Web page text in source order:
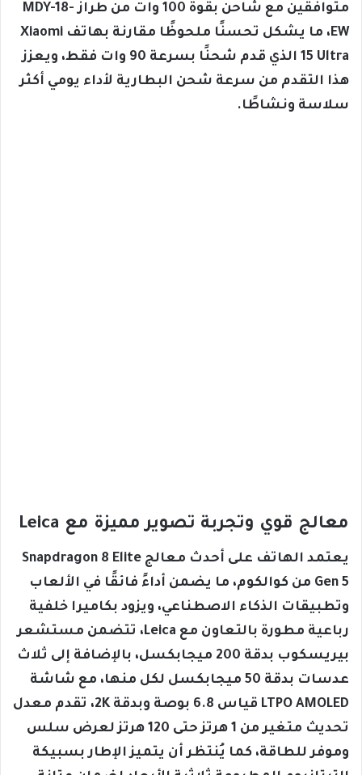
متوافقين مع شاحن بقوة 100 وات من طراز MDY-18-
EW، ما يشكل تحسنًا ملحوظًا مقارنة بهاتف Xiaomi
15 Ultra الذي قدم شحنًا بسرعة 90 وات فقط، ويعزز
هذا التقدم من سرعة شحن البطارية لأداء يومي أكثر
سلاسة ونشاطًا.
معالج قوي وتجربة تصوير مميزة مع Leica
يعتمد الهاتف على أحدث معالج Snapdragon 8 Elite
Gen 5 من كوالكوم، ما يضمن أداءً فائقًا في الألعاب
وتطبيقات الذكاء الاصطناعي، ويزود بكاميرا خلفية
رباعية مطورة بالتعاون مع Leica، تتضمن مستشعر
بيريسكوب بدقة 200 ميجابكسل، بالإضافة إلى ثلاث
عدسات بدقة 50 ميجابكسل لكل منها، مع شاشة
LTPO AMOLED قياس 6.8 بوصة وبدقة 2K، تقدم معدل
تحديث متغير من 1 هرتز حتى 120 هرتز لعرض سلس
وموفر للطاقة، كما يُنتظر أن يتميز الإطار بسبيكة